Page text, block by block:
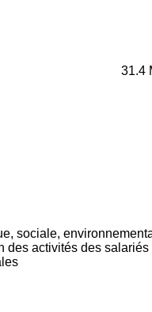
31.4
sociale,
des activités des salariés